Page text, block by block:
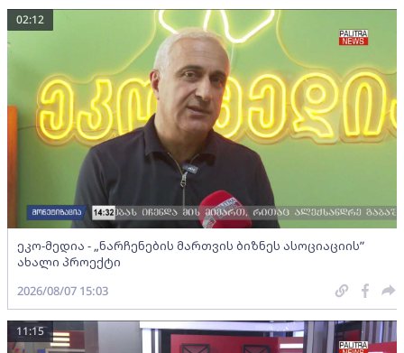
ეკო-მედია - „ნარჩენების მართვის ბიზნეს ასოციაციის”
ახალი პროექტი
02:12
2026/08/07 15:03
11:15